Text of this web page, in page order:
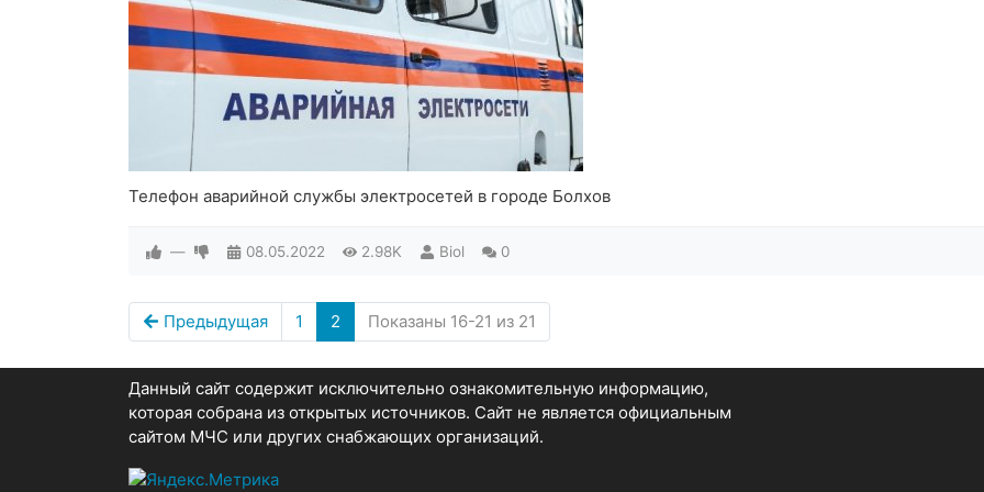
Телефон аварийной службы электросетей в городе Болхов
— 08.05.2022 2.98K Biol 0
Предыдущая 1 2 Показаны 16-21 из 21
Данный сайт содержит исключительно ознакомительную информацию,
которая собрана из открытых источников. Сайт не является официальным
сайтом МЧС или других снабжающих организаций.